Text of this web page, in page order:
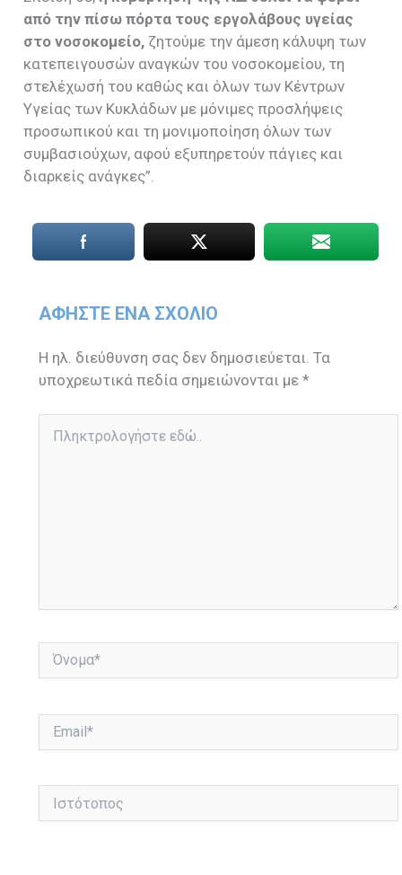
από την πίσω πόρτα τους εργολάβους υγείας
στο νοσοκομείο, ζητούμε την άμεση κάλυψη των
κατεπειγουσών αναγκών του νοσοκομείου, τη
στελέχωσή του καθώς και όλων των Κέντρων
Υγείας των Κυκλάδων με μόνιμες προσλήψεις
προσωπικού και τη μονιμοποίηση όλων των
συμβασιούχων, αφού εξυπηρετούν πάγιες και
διαρκείς ανάγκες”.
ΑΦΉΣΤΕ ΈΝΑ ΣΧΌΛΙΟ
Η ηλ. διεύθυνση σας δεν δημοσιεύεται. Τα
υποχρεωτικά πεδία σημειώνονται με*
εδώ..
Όνομα*
Ιστότοπος